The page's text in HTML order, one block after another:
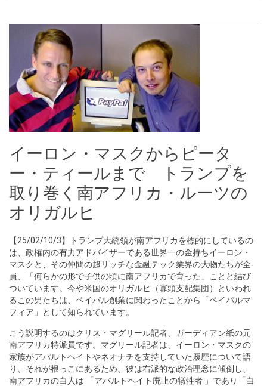
イーロン・マスクからピータ
ー・ティールまで トランプを
取り巻く南アフリカ・ルーツの
オリガルヒ
【25/02/10/3】トランプ大統領が南アフリカを標的にしているの
は、政権内の有力アドバイザーである世界一の金持ちイーロン・
マスクと、その仲間の超リッチな金融テック業界の大物たちが全
員、「何らかの形で子供の頃に南アフリカで育った」ことと結び
ついています。今や米国のオリガルヒ（寡頭支配集団）といわれ
るこの男たちは、ペイパル創業に関わったことから「ペイパルマ
フィア」として知られています。
こう説明するのはクリス・マグリール記者、ガーディアン紙の元
南アフリカ特派員です。マグリール記者は、イーロン・マスクの
家族がアパルトヘイトやネオナチを支持していた履歴について語
り、それが根っこにあるため、彼は右派的な政治理念に傾倒し、
南アフリカの白人は 「アパルトヘイト廃止の犠牲者 」であり「白